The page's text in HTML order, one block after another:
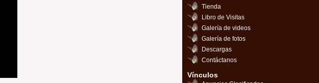
Tienda
Libro de Visitas
Galería de videos
Galería de fotos
Descargas
Contáctanos
Vínculos